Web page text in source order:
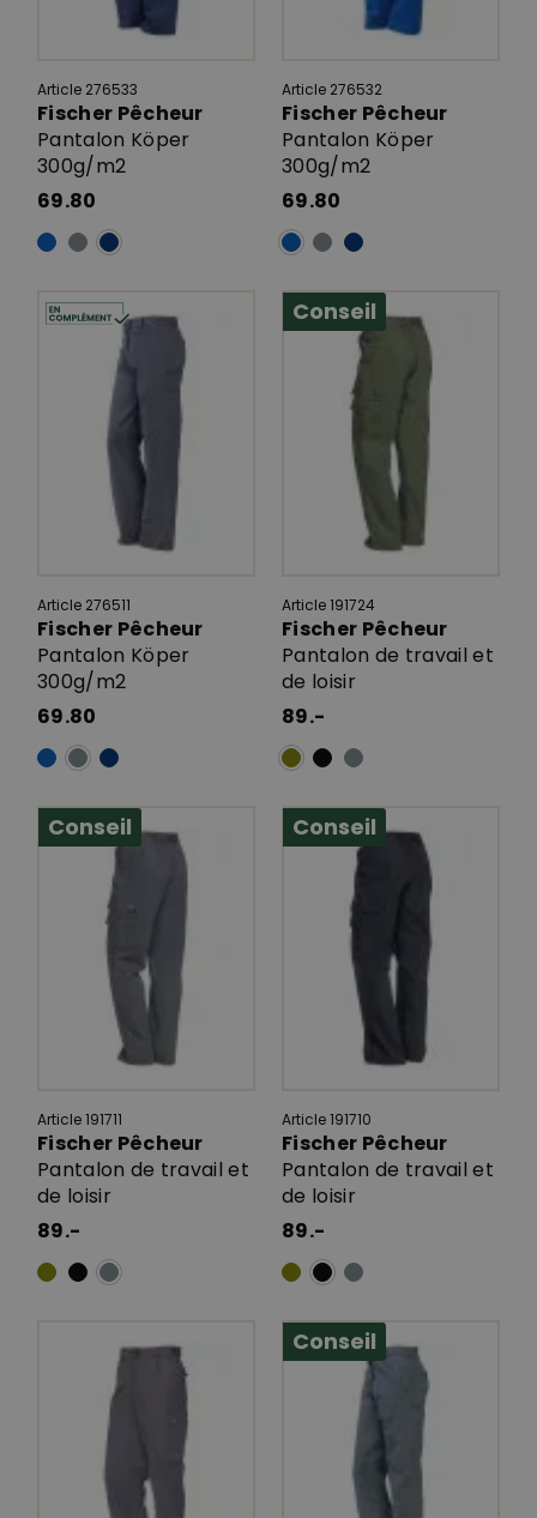
Article 276533
Fischer Pêcheur
Pantalon Köper
300g/m2
69.80
Article 276532
Fischer Pêcheur
Pantalon Köper
300g/m2
69.80
Article 276511
Fischer Pêcheur
Pantalon Köper
300g/m2
69.80
Conseil
Article 191724
Fischer Pêcheur
Pantalon de travail et
de loisir
89.-
Conseil
Article 191711
Fischer Pêcheur
Pantalon de travail et
de loisir
89.-
Conseil
Article 191710
Fischer Pêcheur
Pantalon de travail et
de loisir
89.-
Conseil